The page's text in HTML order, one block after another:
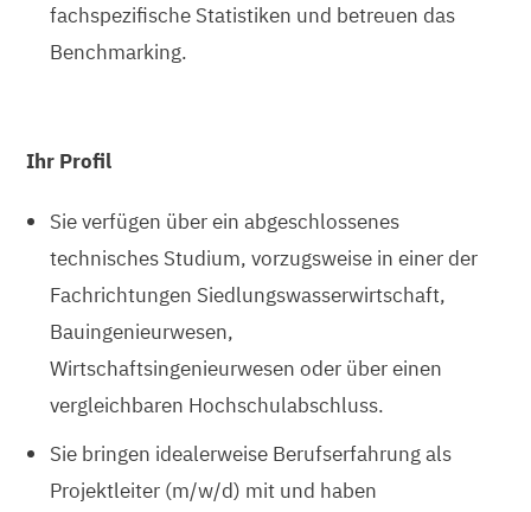
fachspezifische Statistiken und betreuen das
Benchmarking.
Ihr Profil
Sie verfügen über ein abgeschlossenes
technisches Studium, vorzugsweise in einer der
Fachrichtungen Siedlungswasserwirtschaft,
Bauingenieurwesen,
Wirtschaftsingenieurwesen oder über einen
vergleichbaren Hochschulabschluss.
Sie bringen idealerweise Berufserfahrung als
Projektleiter (m/w/d) mit und haben